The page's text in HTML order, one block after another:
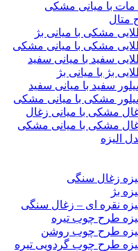
با میانی مشکی
متال
مشکی با میانی بژ
مشکی با میانی مشکی
سفید با میانی سفید
بژ با میانی بژ
سفید با میانی سفید
مشکی با میانی مشکی
مشکی با میانی زغال
مشکی با میانی مشکی
الیزه
زغال سنگی
بژ
نقره ای – زغال سنگی
طرح چوب تیره
الیزه طرح چوب روشن
طرح چوب گردویی تیره